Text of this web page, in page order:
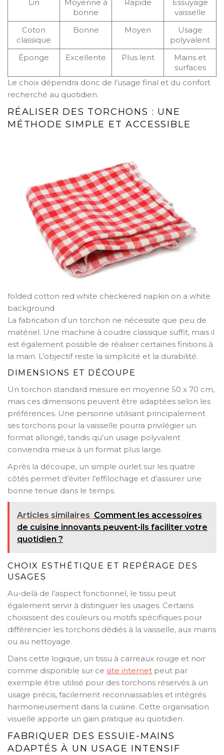
Lin
Moyenne à
bonne
Rapide
Essuyage
vaisselle
Coton
classique
Bonne Moyen
Usage
polyvalent
Éponge
Excellente Plus lent
Mains et
surfaces
Le choix dépendra donc de l’usage final et du confort
recherché au quotidien.
RÉALISER DES TORCHONS : UNE
MÉTHODE SIMPLE ET ACCESSIBLE
folded cotton red white checkered napkin on a white
background
La fabrication d’un torchon ne nécessite que peu de
matériel. Une machine à coudre classique suffit, mais il
est également possible de réaliser certaines finitions à
la main. L’objectif reste la simplicité et la durabilité.
DIMENSIONS ET DÉCOUPE
Un torchon standard mesure en moyenne 50 x 70 cm,
mais ces dimensions peuvent être adaptées selon les
préférences. Une personne utilisant principalement
ses torchons pour la vaisselle pourra privilégier un
format allongé, tandis qu’un usage polyvalent
conviendra mieux à un format plus large.
Après la découpe, un simple ourlet sur les quatre
côtés permet d’éviter l’effilochage et d’assurer une
bonne tenue dans le temps.
Articles similaires Comment les accessoires
de cuisine innovants peuvent-ils faciliter votre
quotidien ?
CHOIX ESTHÉTIQUE ET REPÉRAGE DES
USAGES
Au-delà de l’aspect fonctionnel, le tissu peut
également servir à distinguer les usages. Certains
choisissent des couleurs ou motifs spécifiques pour
différencier les torchons dédiés à la vaisselle, aux mains
ou au nettoyage.
Dans cette logique, un tissu à carreaux rouge et noir
comme disponible sur ce site internet peut par
exemple être utilisé pour des torchons réservés à un
usage précis, facilement reconnaissables et intégrés
harmonieusement dans la cuisine. Cette organisation
visuelle apporte un gain pratique au quotidien.
FABRIQUER DES ESSUIE-MAINS
ADAPTÉS À UN USAGE INTENSIF